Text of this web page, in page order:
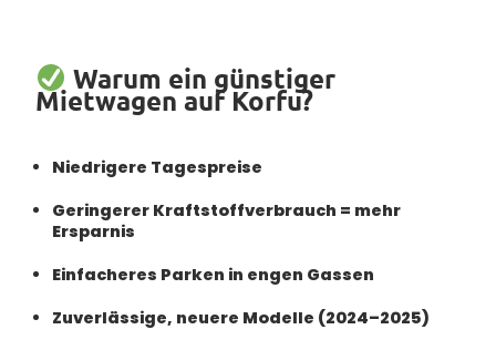
Warum ein günstiger
Mietwagen auf Korfu?
Niedrigere Tagespreise
Geringerer Kraftstoffverbrauch = mehr
Ersparnis
Einfacheres Parken in engen Gassen
Zuverlässige, neuere Modelle (2024–2025)